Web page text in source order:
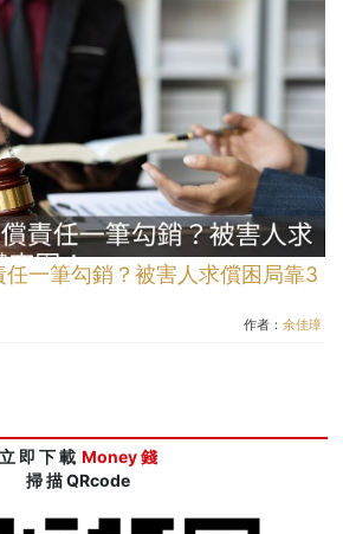
一筆勾銷？被害人求償困局靠3
作者： 余佳璋
立 即 下 載 Money 錢
掃 描 QRcode